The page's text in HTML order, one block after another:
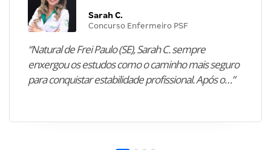
Sarah C.
Concurso Enfermeiro PSF
“Natural de Frei Paulo (SE), Sarah C. sempre
enxergou os estudos como o caminho mais seguro
para conquistar estabilidade profissional. Após o…”